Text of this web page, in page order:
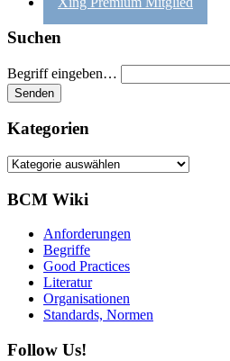
Suchen
Begriff eingeben…
Kategorien
Kategorien
BCM Wiki
Anforderungen
Begriffe
Good Practices
Literatur
Organisationen
Standards, Normen
Follow Us!